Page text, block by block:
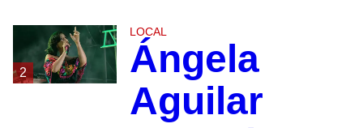
2
LOCAL
Ángela
Aguilar